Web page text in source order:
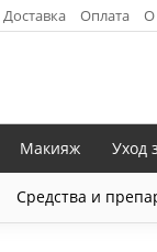
Доставка Оплата О
Средства и
Макияж Уход